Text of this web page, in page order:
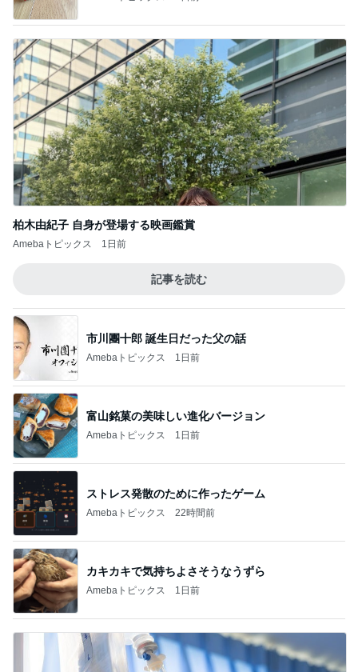
柏木由紀子 自身が登場する映画鑑賞
Amebaトピックス 1日前
記事を読む
市川團十郎 誕生日だった父の話
Amebaトピックス 1日前
富山銘菓の美味しい進化バージョン
Amebaトピックス 1日前
ストレス発散のために作ったゲーム
Amebaトピックス 22時間前
カキカキで気持ちよさそうなうずら
Amebaトピックス 1日前